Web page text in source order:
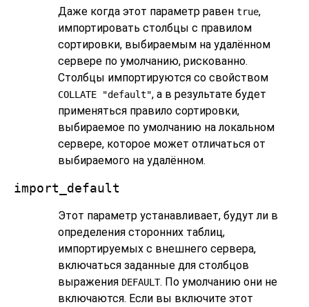
Даже когда этот параметр равен true,
импортировать столбцы с правилом
сортировки, выбираемым на удалённом
сервере по умолчанию, рискованно.
Столбцы импортируются со свойством
COLLATE "default", а в результате будет
применяться правило сортировки,
выбираемое по умолчанию на локальном
сервере, которое может отличаться от
выбираемого на удалённом.
import_default
Этот параметр устанавливает, будут ли в
определения сторонних таблиц,
импортируемых с внешнего сервера,
включаться заданные для столбцов
выражения DEFAULT. По умолчанию они не
включаются. Если вы включите этот